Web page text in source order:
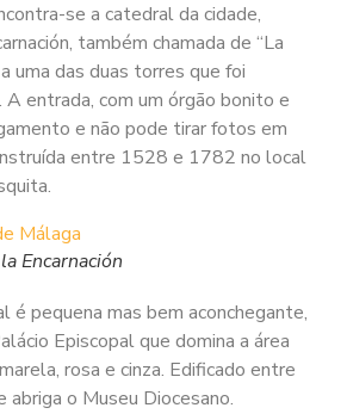
se a catedral da cidade,
também chamada de “La
uma das duas torres que foi
A entrada, com um órgão bonito e
e não pode tirar fotos em
entre 1528 e 1782 no local
Encarnación
é pequena mas bem aconchegante,
Episcopal que domina a área
rosa e cinza. Edificado entre
o Museu Diocesano.